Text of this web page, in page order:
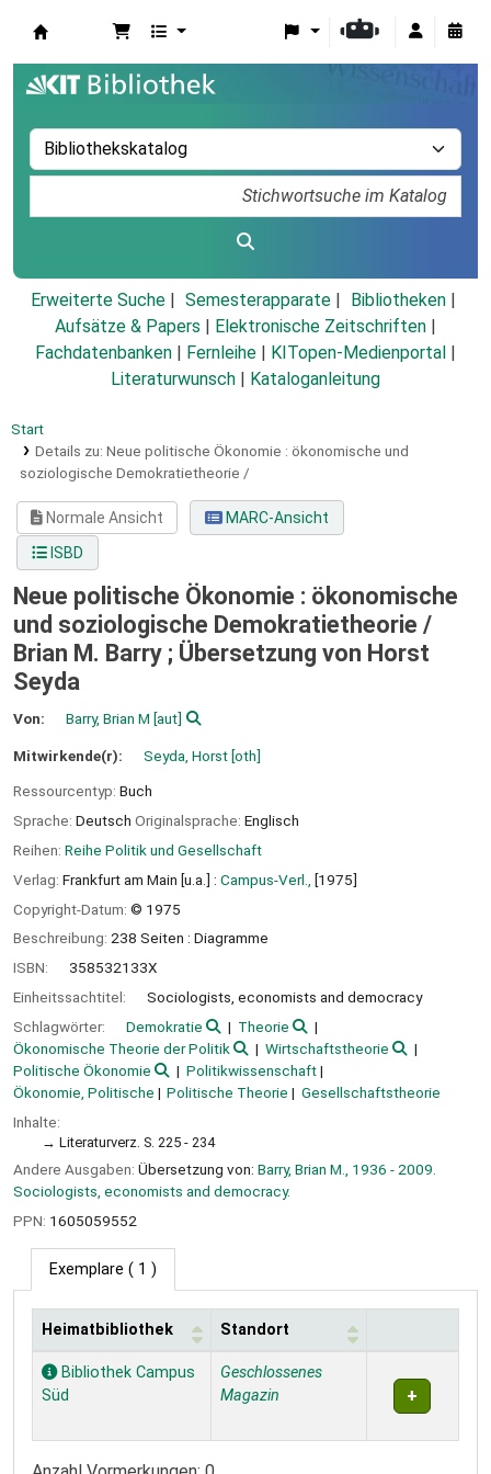
Erweiterte Suche Semesterapparate
Bibliotheken
Aufsätze & Papers
Elektronische Zeitschriften
Fachdatenbanken
Fernleihe KITopen-Medienportal
Literaturwunsch
Kataloganleitung
Start
Details zu: Neue politische Ökonomie : ökonomische und
soziologische Demokratietheorie /
Normale Ansicht
MARC-Ansicht
ISBD
Neue politische Ökonomie : ökonomische
und soziologische Demokratietheorie /
Brian M. Barry ; Übersetzung von Horst
Seyda
Von: Barry, Brian M [aut]
Mitwirkende(r): Seyda, Horst[oth]
Ressourcentyp: Buch
Sprache: Deutsch Originalsprache: Englisch
Reihen: Reihe Politik und Gesellschaft
Verlag: Frankfurt am Main [u.a.] : Campus-Verl.,
[1975]
Copyright-Datum: © 1975
Beschreibung: 238 Seiten : Diagramme
ISBN:
358532133X
Einheitssachtitel:
Sociologists, economists and democracy
Schlagwörter:
Demokratie
Theorie
Ökonomische Theorie der Politik
Wirtschaftstheorie
Politische Ökonomie
Politikwissenschaft
Ökonomie, Politische
Politische Theorie
Gesellschaftstheorie
Inhalte:
Literaturverz. S. 225 - 234
Andere Ausgaben: Übersetzung von: Barry, Brian M., 1936 - 2009.
Sociologists, economists and democracy.
PPN: 1605059552
Exemplare ( 1 )
Exemplare
Heimatbibliothek Standort
Bibliothek Campus
Süd
Geschlossenes
Magazin